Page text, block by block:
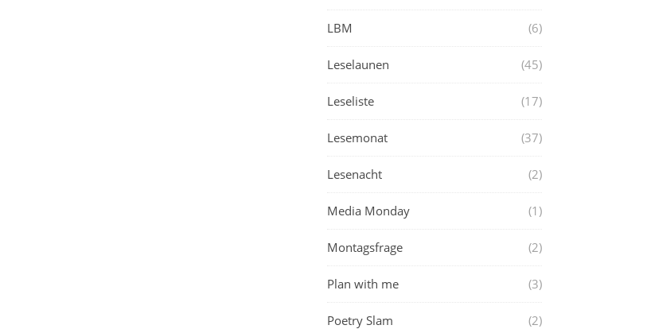
LBM (6)
Leselaunen (45)
Leseliste (17)
Lesemonat (37)
Lesenacht (2)
Media Monday (1)
Montagsfrage (2)
Plan with me (3)
Poetry Slam (2)